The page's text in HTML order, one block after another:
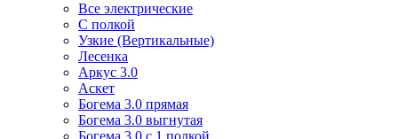
Все электрические
С полкой
Узкие (Вертикальные)
Лесенка
Аркус 3.0
Аскет
Богема 3.0 прямая
Богема 3.0 выгнутая
Богема 3.0 с 1 полкой